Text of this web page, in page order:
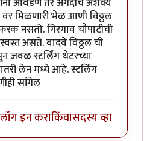
वर मिळणारी भेळ आणी विठ्ठल
नसतो. गिरगाव चौपाटीची
असते. बादवे विठ्ठल ची
जवळ स्टर्लिंग थेटरच्या
लेन मध्ये आहे. स्टर्लिंग
सांगेल
लॉग इन कराकिंवासदस्य व्हा